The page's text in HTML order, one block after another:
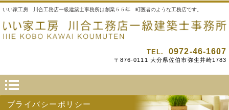
いい家工房 川合工務店一級建築士事務所は創業５５年 町医者のような工務店です。
TEL. 0972-46-1607
〒876-0111 大分県佐伯市弥生井崎1783
プライバシーポリシー